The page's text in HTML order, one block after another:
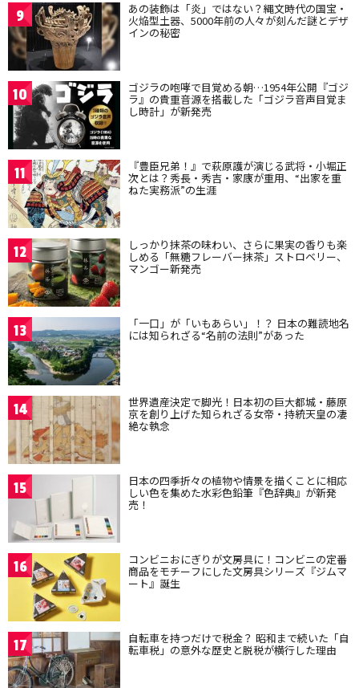
9 あの装飾は「炎」ではない？縄文時代の国宝・
火焔型土器、5000年前の人々が刻んだ謎とデザ
インの秘密
10 ゴジラの咆哮で目覚める朝…1954年公開『ゴジ
ラ』の貴重音源を搭載した「ゴジラ音声目覚ま
し時計」が新発売
11 『豊臣兄弟！』で萩原護が演じる武将・小堀正
次とは？秀長・秀吉・家康が重用、“出家を重
ねた実務派”の生涯
12 しっかり抹茶の味わい、さらに果実の香りも楽
しめる「無糖フレーバー抹茶」ストロベリー、
マンゴー新発売
13 「一口」が「いもあらい」！？ 日本の難読地名
には知られざる“名前の法則”があった
14 世界遺産決定で脚光！日本初の巨大都城・藤原
京を創り上げた知られざる女帝・持統天皇の凄
絶な執念
15 日本の四季折々の植物や情景を描くことに相応
しい色を集めた水彩色鉛筆『色辞典』が新発
売！
16 コンビニおにぎりが文房具に！コンビニの定番
商品をモチーフにした文房具シリーズ『ジムマ
ート』誕生
17 自転車を持つだけで税金？ 昭和まで続いた「自
転車税」の意外な歴史と脱税が横行した理由